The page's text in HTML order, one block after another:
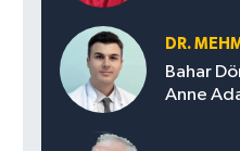
DR.
Bahar
Anne